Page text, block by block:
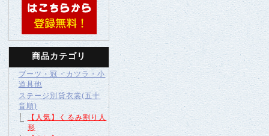
商品カテゴリ
ブーツ・冠・カツラ・小
道具他
ステージ別貸衣裳(五十
音順)
【人気】くるみ割り人
形